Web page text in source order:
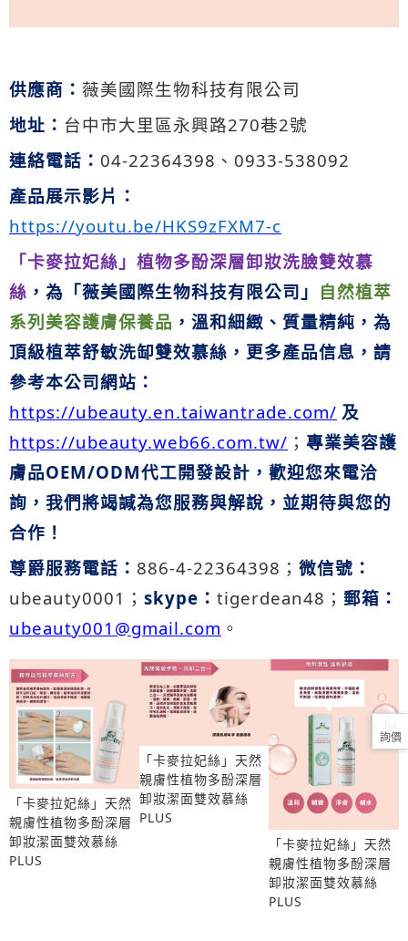
供應商： 薇美國際生物科技有限公司
地址： 台中市大里區永興路270巷2號
連絡電話： 04-22364398 、 0933-538092
產品展示影片：
https://youtu.be/HKS9zFXM7-c
「卡麥拉妃絲」植物多酚深層卸妝洗臉雙效慕
絲 ，為「薇美國際生物科技有限公司」 自然植萃
系列美容護膚保養品 ，溫和細緻、質量精純，為
頂級植萃舒敏洗缷雙效慕絲 ，更多產品信息，請
參考本公司網站：
https://ubeauty.en.taiwantrade.com/ 及
https://ubeauty.web66.com.tw/ ； 專業美容護
膚品OEM/ODM代工開發設計 ， 歡迎您來電洽
詢，我們將竭諴為您服務與解說，並期待與您的
合作！
尊爵服務電話： 886-4-22364398 ； 微信號：
ubeauty0001 ； skype ： tigerdean48 ； 郵箱：
ubeauty001@gmail.com 。
「卡麥拉妃絲」天然
親膚性植物多酚深層
卸妝潔面雙效慕絲
PLUS
「卡麥拉妃絲」天然
親膚性植物多酚深層
卸妝潔面雙效慕絲
PLUS
「卡麥拉妃絲」天然
親膚性植物多酚深層
卸妝潔面雙效慕絲
PLUS
詢價